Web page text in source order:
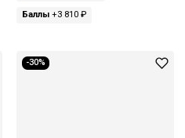
Баллы+3 810 ₽
-30%